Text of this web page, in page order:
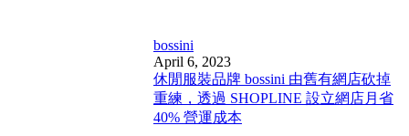
bossini
April 6, 2023
休閒服裝品牌 bossini 由舊有網店砍掉
重練，透過 SHOPLINE 設立網店月省
40% 營運成本